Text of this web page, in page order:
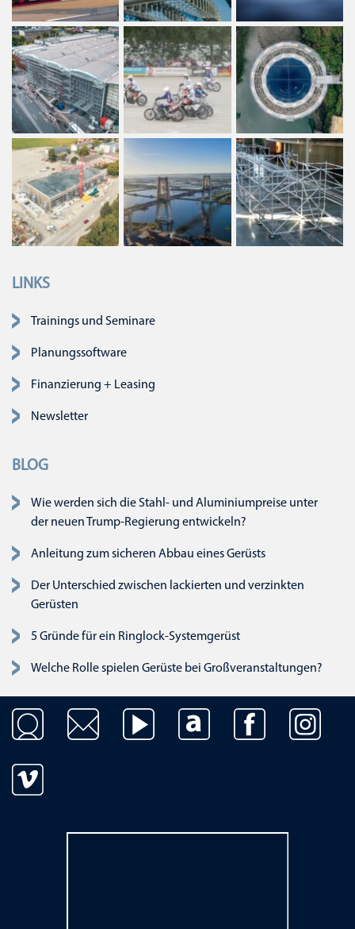
LINKS
Navigation überspringen
Trainings und Seminare
Planungssoftware
Finanzierung + Leasing
Newsletter
BLOG
Wie werden sich die Stahl- und Aluminiumpreise unter
der neuen Trump-Regierung entwickeln?
Anleitung zum sicheren Abbau eines Gerüsts
Der Unterschied zwischen lackierten und verzinkten
Gerüsten
5 Gründe für ein Ringlock-Systemgerüst
Welche Rolle spielen Gerüste bei Großveranstaltungen?
Navigation überspringen